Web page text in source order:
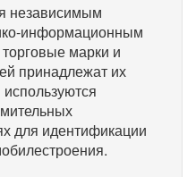
независимым
информационным
марки и
принадлежат их
для идентификации